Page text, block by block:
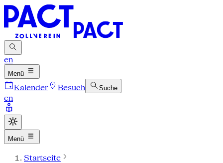
en
Menü
Kalender Besuch Suche
en
Menü
Startseite